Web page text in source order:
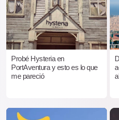
Probé Hysteria en
PortAventura y esto es lo que
me pareció